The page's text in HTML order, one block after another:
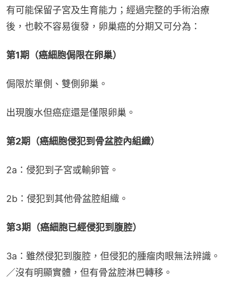
有可能保留子宮及生育能力；經過完整的手術治療
後，也較不容易復發，卵巢癌的分期又可分為：
第1期（癌細胞侷限在卵巢）
侷限於單側、雙側卵巢。
出現腹水但癌症還是僅限卵巢。
第2期（癌細胞侵犯到骨盆腔內組織）
2a：侵犯到子宮或輸卵管。
2b：侵犯到其他骨盆腔組織。
第3期（癌細胞已經侵犯到腹腔）
3a：雖然侵犯到腹腔，但侵犯的腫瘤肉眼無法辨識。
／沒有明顯實體，但有骨盆腔淋巴轉移。